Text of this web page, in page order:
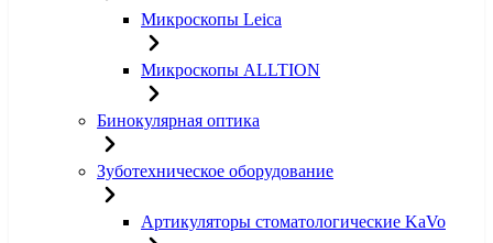
Микроскопы Leica
Микроскопы ALLTION
Бинокулярная оптика
Зуботехническое оборудование
Артикуляторы стоматологические KaVo